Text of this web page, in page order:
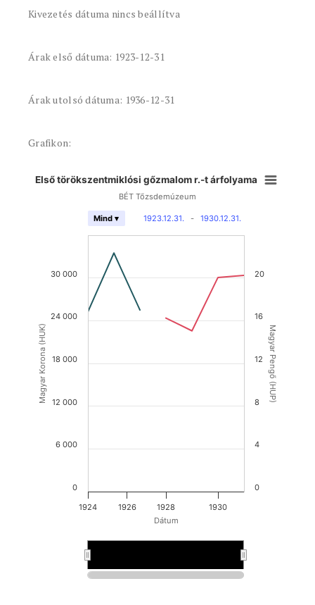
Kivezetés dátuma nincs beállítva
Árak első dátuma: 1923-12-31
Árak utolsó dátuma: 1936-12-31
Grafikon:
Dátum
Magyar Korona (HUK) Magyar Pengő (HUP)
Első törökszentmiklósi gőzmalom r.-t árfolyama
BÉT Tőzsdemúzeum
1923.12.31. - 1930.12.31.
Mind ▾
1924 1926 1928 1930
0
6 000
12 000
18 000
24 000
30 000
0
4
8
12
16
20